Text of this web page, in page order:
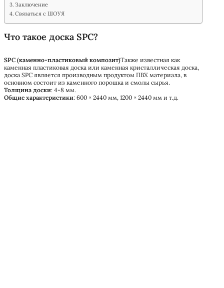
Заключение
Связаться с ШОУЯ
Что такое доска SPC?
SPC (каменно-пластиковый композит)Также известная как
каменная пластиковая доска или каменная кристаллическая доска,
доска SPC является производным продуктом ПВХ материала, в
основном состоит из каменного порошка и смолы сырья.
Толщина доски: 4-8 мм.
Общие характеристики: 600 × 2440 мм, 1200 × 2440 мм и т.д.